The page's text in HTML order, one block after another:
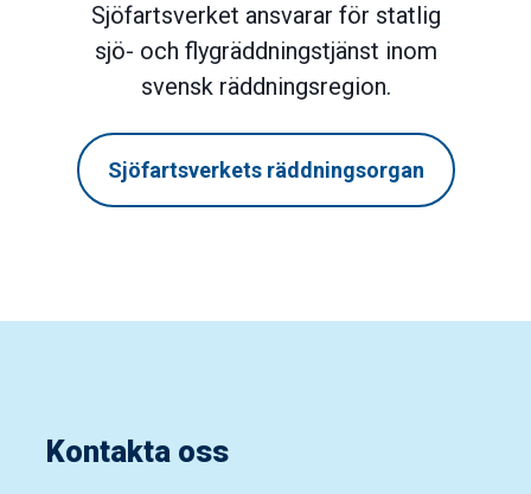
Sjöfartsverket ansvarar för statlig
sjö- och flygräddningstjänst inom
svensk räddningsregion.
Sjöfartsverkets räddningsorgan
Kontakta oss